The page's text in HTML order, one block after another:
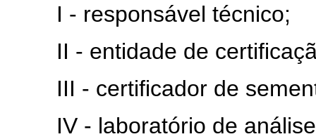
I - responsável técnico;
II - entidade de
III - certificador de
IV - laboratório de análise